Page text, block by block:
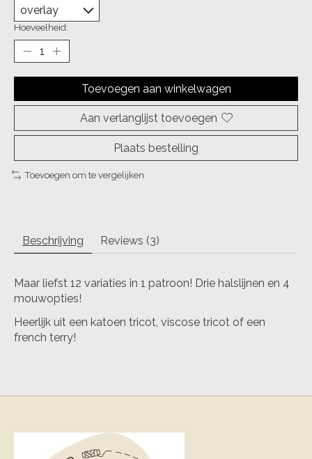
Hoeveelheid:
Toevoegen aan winkelwagen
Aan verlanglijst toevoegen
Plaats bestelling
Toevoegen om te vergelijken
Beschrijving Reviews (3)
Maar liefst 12 variaties in 1 patroon! Drie halslijnen en 4
mouwopties!
Heerlijk uit een katoen tricot, viscose tricot of een
french terry!